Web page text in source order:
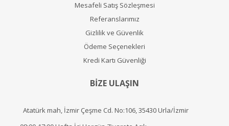
Mesafeli Satış Sözleşmesi
Referanslarımız
Gizlilik ve Güvenlik
Ödeme Seçenekleri
Kredi Kartı Güvenliği
BİZE ULAŞIN
Atatürk mah, İzmir Çeşme Cd. No:106, 35430 Urla/İzmir